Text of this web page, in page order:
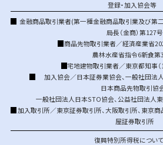
登録・加入協会等
金融商品取引業者(第一種金融商品取引業及び第
局長（金商）第127号
商品先物取引業者／経済産業省
農林水産省指令6新食第
宅地建物取引業者／東京都知事（
加入協会／日本証券業協会、 一般社団法
日本商品先物取引協
一般社団法人日本STO協会、 公益社団法人
加入取引所／東京証券取引所、大阪取引所、 東京商
屋証券取引所
復興特別所得税につい